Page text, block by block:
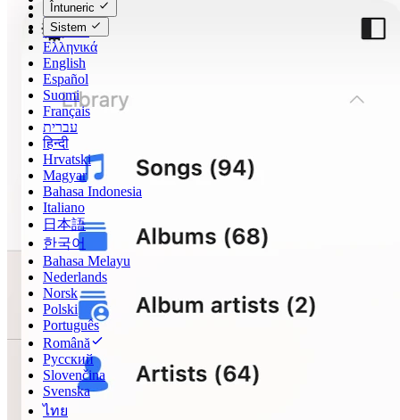
Dansk
Deutsch
Ελληνικά
English
Español
Suomi
Français
עברית
हिन्दी
Hrvatski
Magyar
Bahasa Indonesia
Italiano
日本語
한국어
Bahasa Melayu
Nederlands
Norsk
Polski
Português
Română
Русский
Slovenčina
Svenska
ไทย
Întuneric
Sistem